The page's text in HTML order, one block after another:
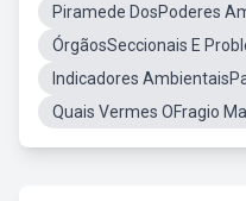
Piramede DosPoderes
ÓrgãosSeccionais E
Indicadores
Quais Vermes OFragio